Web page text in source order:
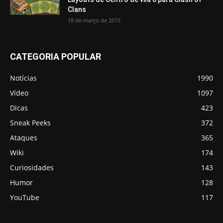
Clans
18 de março de 2015
CATEGORIA POPULAR
Notícias
1990
Vídeo
1097
Dicas
423
Sneak Peeks
372
Ataques
365
Wiki
174
Curiosidades
143
Humor
128
YouTube
117